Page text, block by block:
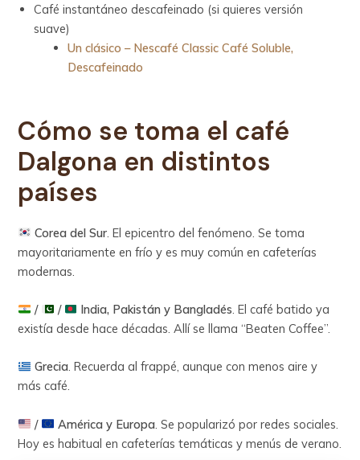
Café instantáneo descafeinado (si quieres versión
suave)
Un clásico – Nescafé Classic Café Soluble,
Descafeinado
Cómo se toma el café
Dalgona en distintos
países
Corea del Sur . El epicentro del fenómeno. Se toma
mayoritariamente en frío y es muy común en cafeterías
modernas.
/ / India, Pakistán y Bangladés. El café batido ya
existía desde hace décadas. Allí se llama “Beaten Coffee”.
Grecia. Recuerda al frappé, aunque con menos aire y
más café.
/ América y Europa. Se popularizó por redes sociales.
Hoy es habitual en cafeterías temáticas y menús de verano.